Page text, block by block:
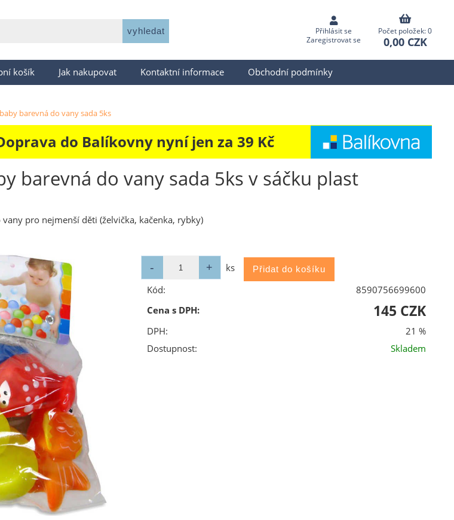
Přihlásit se
Zaregistrovat se
Počet položek: 0
0,00 CZK
košík Jak nakupovat Kontaktní informace Obchodní podmínky
barevná do vany sada 5ks
do Balíkovny nyní jen za 39 Kč
barevná do vany sada 5ks v sáčku plast
pro nejmenší děti (želvička, kačenka, rybky)
ks
Kód:
8590756699600
Cena s DPH:
145 CZK
DPH:
21 %
Dostupnost:
Skladem